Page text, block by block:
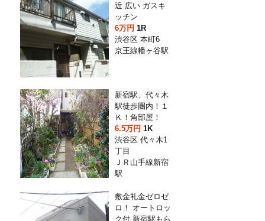
近 広い ガスキ
ッチン
6万円1R
渋谷区 本町6
京王線幡ヶ谷駅
新宿駅、代々木
駅徒歩圏内！１
Ｋ！角部屋！
6.5万円1K
渋谷区 代々木1
丁目
ＪＲ山手線新宿
駅
敷金礼金ゼロゼ
ロ！ オートロッ
ク付 新宿駅もら